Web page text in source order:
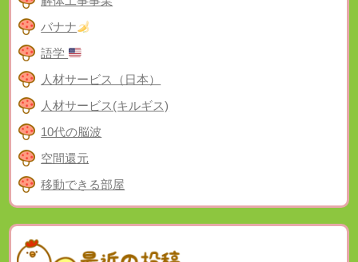
バナナ
語学
人材サービス（日本）
人材サービス(キルギス)
10代の脳波
空間還元
移動できる部屋